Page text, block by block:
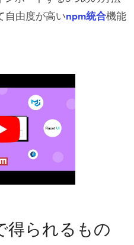
自由度が高いnpm統合機能
得られるもの